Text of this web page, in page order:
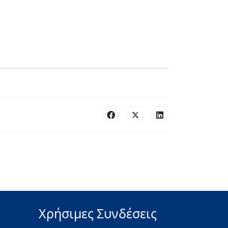
Χρήσιμες Συνδέσεις